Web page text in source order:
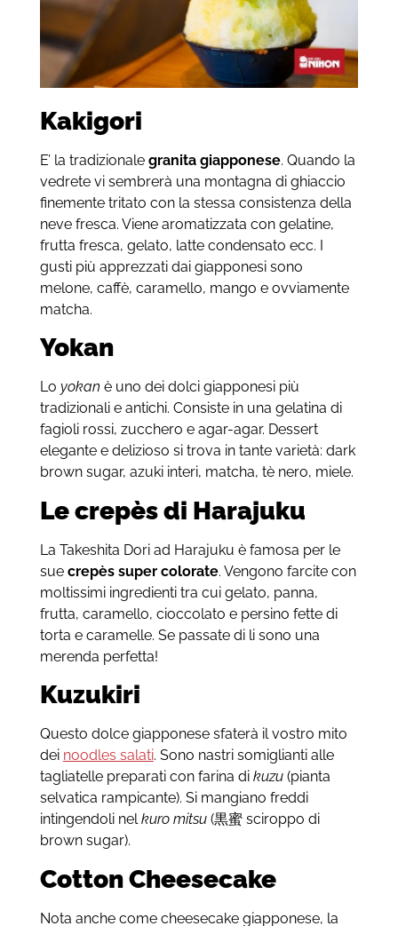
Kakigori
E’ la tradizionalegranita giapponese. Quando la
vedrete vi sembrerà una montagna di ghiaccio
finemente tritato con la stessa consistenza della
neve fresca. Viene aromatizzata con gelatine,
frutta fresca, gelato, latte condensato ecc. I
gusti più apprezzati dai giapponesi sono
melone, caffè, caramello, mango e ovviamente
matcha.
Yokan
Lo yokan è uno dei dolci giapponesi più
tradizionali e antichi. Consiste in una gelatina di
fagioli rossi, zucchero e agar-agar. Dessert
elegante e delizioso si trova in tante varietà: dark
brown sugar, azuki interi, matcha, tè nero, miele.
Le crepès di Harajuku
La Takeshita Dori ad Harajuku è famosa per le
suecrepès super colorate. Vengono farcite con
moltissimi ingredienti tra cui gelato, panna,
frutta, caramello, cioccolato e persino fette di
torta e caramelle. Se passate di li sono una
merenda perfetta!
Kuzukiri
Questo dolce giapponese sfaterà il vostro mito
dei noodles salati. Sono nastri somiglianti alle
tagliatelle preparati con farina di kuzu(pianta
selvatica rampicante). Si mangiano freddi
intingendoli nelkuro mitsu(黒蜜 sciroppo di
brown sugar).
Cotton Cheesecake
Nota anche come cheesecake giapponese, la